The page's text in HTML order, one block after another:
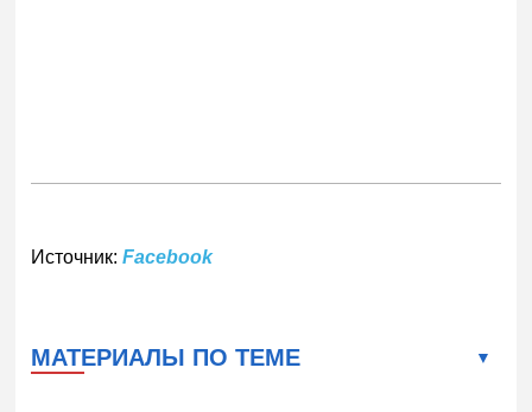
Источник:Facebook
МАТЕРИАЛЫ ПО ТЕМЕ